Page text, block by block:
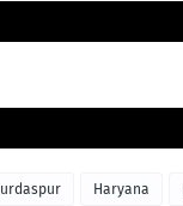
Haryana